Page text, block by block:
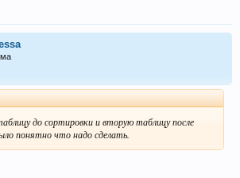
до сортировки и вторую таблицу после
понятно что надо сделать.